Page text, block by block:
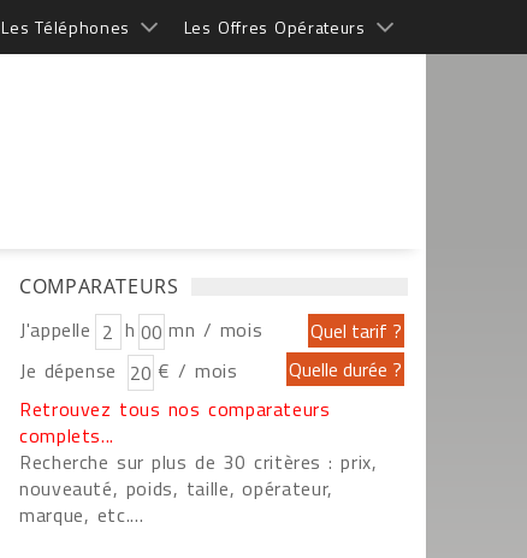
Les Téléphones Les Offres Opérateurs
COMPARATEURS
J'appelle h
mn / mois
Je dépense
€ / mois
Retrouvez tous nos comparateurs
complets...
Recherche sur plus de 30 critères : prix,
nouveauté, poids, taille, opérateur,
marque, etc....